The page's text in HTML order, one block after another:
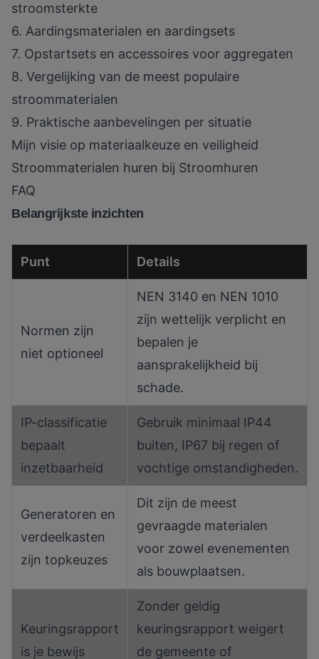
stroomsterkte
6. Aardingsmaterialen en aardingsets
7. Opstartsets en accessoires voor aggregaten
8. Vergelijking van de meest populaire
stroommaterialen
9. Praktische aanbevelingen per situatie
Mijn visie op materiaalkeuze en veiligheid
Stroommaterialen huren bij Stroomhuren
FAQ
Belangrijkste inzichten
Punt Details
Normen zijn
niet optioneel
NEN 3140 en NEN 1010
zijn wettelijk verplicht en
bepalen je
aansprakelijkheid bij
schade.
IP-classificatie
bepaalt
inzetbaarheid
Gebruik minimaal IP44
buiten, IP67 bij regen of
vochtige omstandigheden.
Generatoren en
verdeelkasten
zijn topkeuzes
Dit zijn de meest
gevraagde materialen
voor zowel evenementen
als bouwplaatsen.
Keuringsrapport
is je bewijs
Zonder geldig
keuringsrapport weigert
de gemeente of